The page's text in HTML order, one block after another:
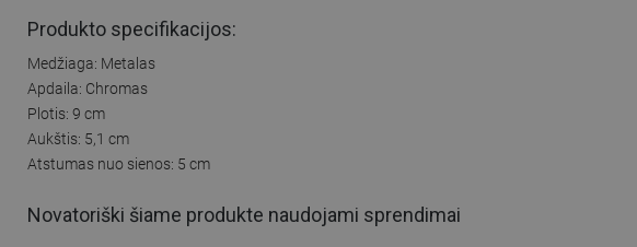
Produkto specifikacijos:
Medžiaga: Metalas
Apdaila: Chromas
Plotis: 9 cm
Aukštis: 5,1 cm
Atstumas nuo sienos: 5 cm
Novatoriški šiame produkte naudojami sprendimai